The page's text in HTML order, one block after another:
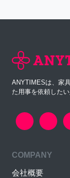
ANYTIMESは、家
た用事を依頼した
COMPANY
会社概要